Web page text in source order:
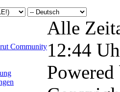
Community
Alle
12:44